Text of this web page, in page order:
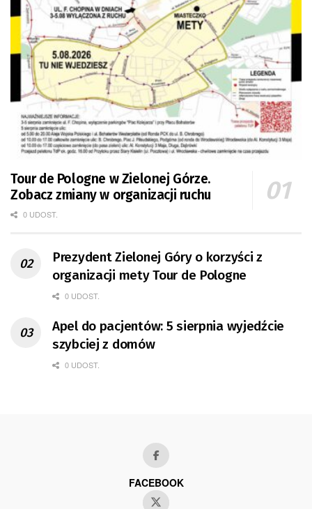
Tour de Pologne w Zielonej Górze.
Zobacz zmiany w organizacji ruchu
0 UDOST.
Prezydent Zielonej Góry o korzyści z
organizacji mety Tour de Pologne
0 UDOST.
Apel do pacjentów: 5 sierpnia wyjedźcie
szybciej z domów
0 UDOST.
FACEBOOK